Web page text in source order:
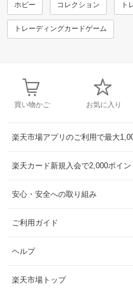
ホビー コレクション ト
トレーディングカードゲーム
買い物かご お気に入り
楽天市場アプリのご利用で最大
楽天カード新規入会で2,000ポイン
安心・安全への取り組み
ご利用ガイド
ヘルプ
楽天市場トップ